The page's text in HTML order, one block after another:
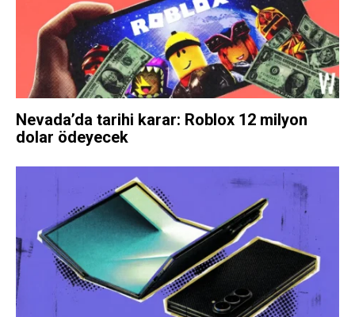
Nevada’da tarihi karar: Roblox 12 milyon
dolar ödeyecek